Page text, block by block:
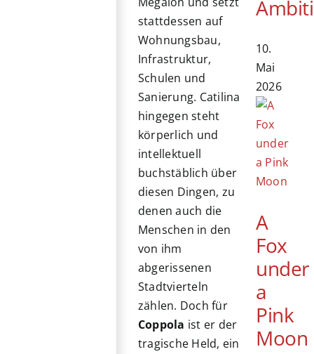
stattdessen auf
Wohnungsbau,
Infrastruktur,
Schulen und
Sanierung. Catilina
hingegen steht
körperlich und
intellektuell
buchstäblich über
diesen Dingen, zu
denen auch die
Menschen in den
von ihm
abgerissenen
Stadtvierteln
zählen. Doch für
Coppola ist er der
tragische Held, ein
10.
Mai
2026
A
Fox
under
a
Pink
Moon